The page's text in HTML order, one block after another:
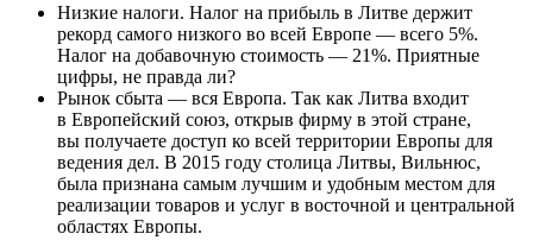
Низкие налоги. Налог на прибыль в Литве держит
рекорд самого низкого во всей Европе — всего 5%.
Налог на добавочную стоимость — 21%. Приятные
цифры, не правда ли?
Рынок сбыта — вся Европа. Так как Литва входит
в Европейский союз, открыв фирму в этой стране,
вы получаете доступ ко всей территории Европы для
ведения дел. В 2015 году столица Литвы, Вильнюс,
была признана самым лучшим и удобным местом для
реализации товаров и услуг в восточной и центральной
областях Европы.